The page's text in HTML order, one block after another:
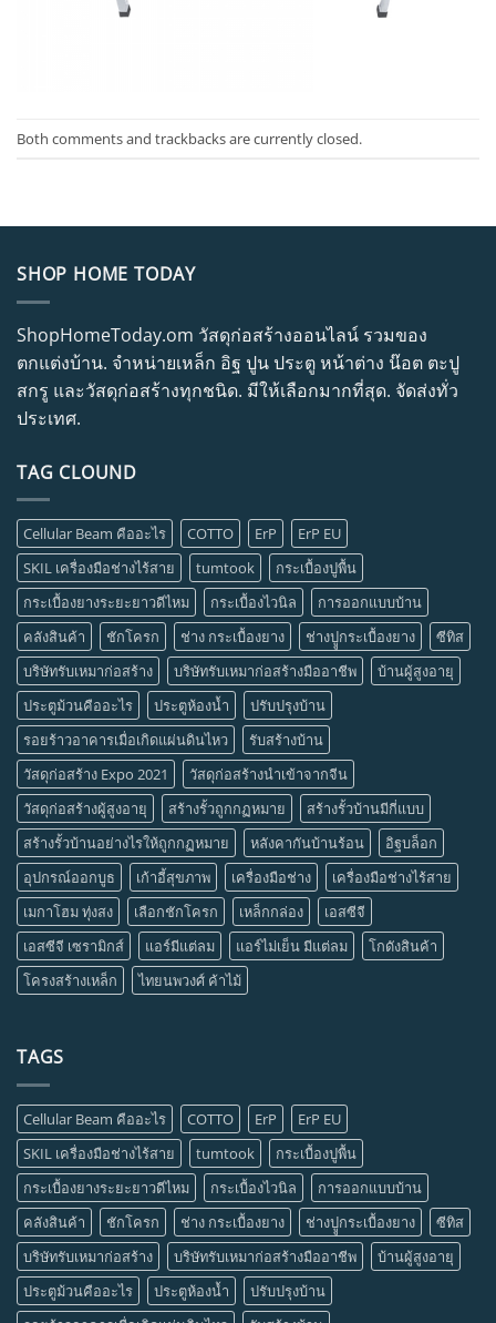
Both comments and trackbacks are currently closed.
SHOP HOME TODAY
ShopHomeToday.om วัสดุก่อสร้างออนไลน์ รวมของ
ตกแต่งบ้าน. จำหน่ายเหล็ก อิฐ ปูน ประตู หน้าต่าง น๊อต ตะปู
สกรู และวัสดุก่อสร้างทุกชนิด. มีให้เลือกมากที่สุด. จัดส่งทั่ว
ประเทศ.
TAG CLOUND
Cellular Beam คืออะไร COTTO ErP
ErP EU
SKIL เครื่องมือช่างไร้สาย
tumtook
กระเบื้องปูพื้น
กระเบื้องยางระยะยาวดีไหม
กระเบื้องไวนิล
การออกแบบบ้าน
คลังสินค้า
ชักโครก ช่าง กระเบื้องยาง ช่างปููกระเบื้องยาง
ซีทิส
บริษัทรับเหมาก่อสร้าง
บริษัทรับเหมาก่อสร้างมืออาชีพ
บ้านผู้สูงอายุ
ประตูม้วนคืออะไร
ประตูห้องน้ำ
ปรับปรุงบ้าน
รอยร้าวอาคารเมื่อเกิดแผ่นดินไหว
รับสร้างบ้าน
วัสดุก่อสร้าง Expo 2021
วัสดุก่อสร้างนำเข้าจากจีน
วัสดุก่อสร้างผู้สูงอายุ
สร้างรั้วถูกกฏหมาย
สร้างรั้วบ้านมีกี่แบบ
สร้างรั้วบ้านอย่างไรให้ถูกกฏหมาย
หลังคากันบ้านร้อน
อิฐบล็อก
อุปกรณ์ออกบูธ
เก้าอี้สุขภาพ เครื่องมือช่าง
เครื่องมือช่างไร้สาย
เมกาโฮม ทุ่งสง
เลือกชักโครก เหล็กกล่อง
เอสซีจี
เอสซีจี เซรามิกส์
แอร์มีแต่ลม แอร์ไม่เย็น มีแต่ลม
โกดังสินค้า
โครงสร้างเหล็ก
ไทยนพวงศ์ ค้าไม้
TAGS
Cellular Beam คืออะไร COTTO ErP
ErP EU
SKIL เครื่องมือช่างไร้สาย
tumtook
กระเบื้องปูพื้น
กระเบื้องยางระยะยาวดีไหม
กระเบื้องไวนิล
การออกแบบบ้าน
คลังสินค้า
ชักโครก ช่าง กระเบื้องยาง ช่างปููกระเบื้องยาง
ซีทิส
บริษัทรับเหมาก่อสร้าง
บริษัทรับเหมาก่อสร้างมืออาชีพ
บ้านผู้สูงอายุ
ประตูม้วนคืออะไร
ประตูห้องน้ำ
ปรับปรุงบ้าน